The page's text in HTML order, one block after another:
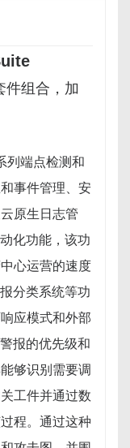
件组合，加
列端点检测和
事件管理、安
原生日志管
化功能，该功
心运营的速度
分类系统等功
应模式和外部
报的优先级和
够识别需要调
工件并通过数
程。通过这种